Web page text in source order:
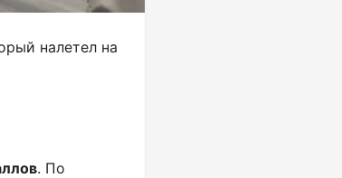
налетел на
. По